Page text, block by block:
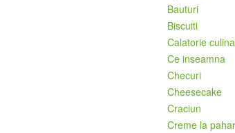
Bauturi
Biscuiti
Calatorie
Ce inseamna
Checuri
Cheesecake
Craciun
Creme la pahar